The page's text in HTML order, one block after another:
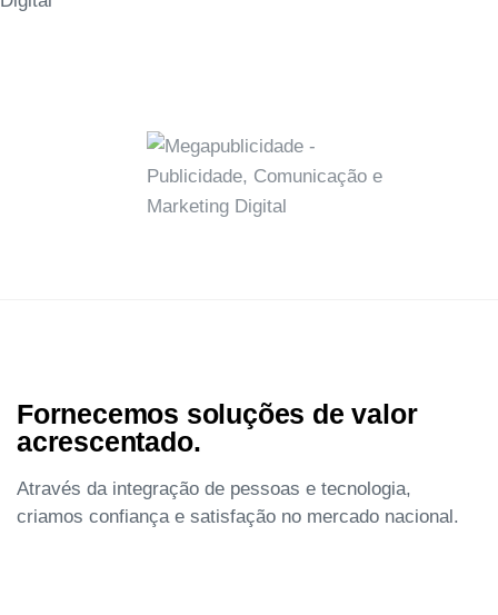
Fornecemos soluções de valor
acrescentado.
Através da integração de pessoas e tecnologia,
criamos confiança e satisfação no mercado nacional.